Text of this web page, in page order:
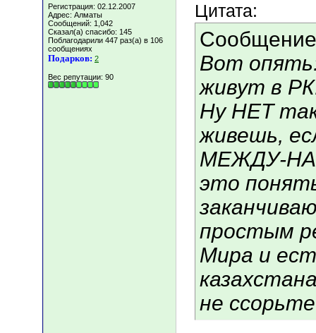
Регистрация: 02.12.2007
Адрес: Алматы
Сообщений: 1,042
Сказал(а) спасибо: 145
Поблагодарили 447 раз(а) в 106
сообщениях
Подарков: 2
Вес репутации: 90
Цитата:
Вот
живут в
Ну НЕТ
живешь,
МЕЖДУ-
это
простым
Мира и
не